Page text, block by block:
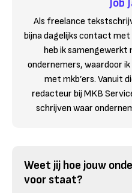
Job
Als freelance
bijna dagelijks contact met
heb ik samengewerkt
ondernemers, waardoor
met mkb’ers. Vanuit
redacteur bij MKB
schrijven waar
Weet jij hoe jouw
voor staat?